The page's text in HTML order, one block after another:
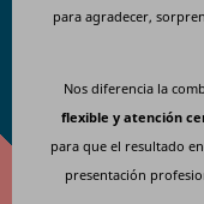
para agradecer,
Nos diferencia la
flexible y atención
para que el resultado
presentación